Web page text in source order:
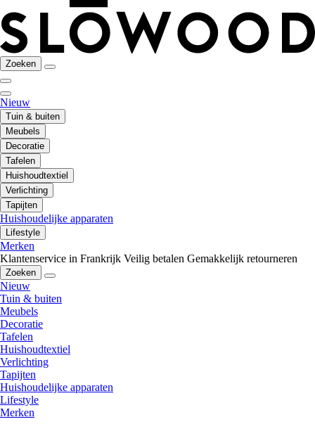
Zoeken
Nieuw
Tuin & buiten
Meubels
Decoratie
Tafelen
Huishoudtextiel
Verlichting
Tapijten
Huishoudelijke apparaten
Lifestyle
Merken
Klantenservice in Frankrijk Veilig betalen Gemakkelijk retourneren
Zoeken
Nieuw
Tuin & buiten
Meubels
Decoratie
Tafelen
Huishoudtextiel
Verlichting
Tapijten
Huishoudelijke apparaten
Lifestyle
Merken